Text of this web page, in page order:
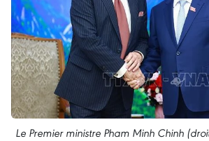
Le Premier ministre Pham Minh Chinh